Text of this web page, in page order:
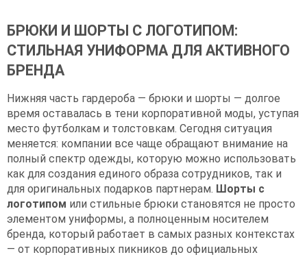
БРЮКИ И ШОРТЫ С ЛОГОТИПОМ:
СТИЛЬНАЯ УНИФОРМА ДЛЯ АКТИВНОГО
БРЕНДА
Нижняя часть гардероба — брюки и шорты — долгое
время оставалась в тени корпоративной моды, уступая
место футболкам и толстовкам. Сегодня ситуация
меняется: компании все чаще обращают внимание на
полный спектр одежды, которую можно использовать
как для создания единого образа сотрудников, так и
для оригинальных подарков партнерам. Шорты с
логотипом или стильные брюки становятся не просто
элементом униформы, а полноценным носителем
бренда, который работает в самых разных контекстах
— от корпоративных пикников до официальных